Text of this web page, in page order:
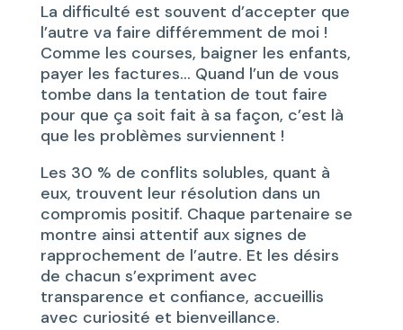
La difficulté est souvent d’accepter que
l’autre va faire différemment de moi !
Comme les courses, baigner les enfants,
payer les factures… Quand l’un de vous
tombe dans la tentation de tout faire
pour que ça soit fait à sa façon, c’est là
que les problèmes surviennent !
Les 30 % de conflits solubles, quant à
eux, trouvent leur résolution dans un
compromis positif. Chaque partenaire se
montre ainsi attentif aux signes de
rapprochement de l’autre. Et les désirs
de chacun s’expriment avec
transparence et confiance, accueillis
avec curiosité et bienveillance.